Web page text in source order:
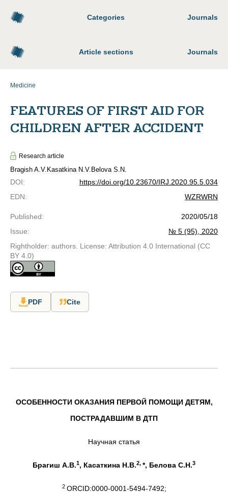
Categories Journals
Article sections Journals
Medicine
FEATURES OF FIRST AID FOR
CHILDREN AFTER ACCIDENT
Research article
Bragish A.V. Kasatkina N.V. Belova S.N.
DOI:
https://doi.org/10.23670/IRJ.2020.95.5.034
EDN: WZRWRN
Published:
2020/05/18
Issue:
№ 5 (95), 2020
Rightholder: authors. License: Attribution 4.0 International (CC
BY 4.0)
PDF Cite
ОСОБЕННОСТИ ОКАЗАНИЯ ПЕРВОЙ ПОМОЩИ ДЕТЯМ,
ПОСТРАДАВШИМ В ДТП
Научная статья
Брагиш А.В.1, Касаткина Н.В.2, *, Белова С.Н.3
2 ORCID:0000-0001-5494-7492;